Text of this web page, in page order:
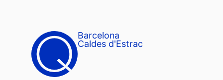
Barcelona
Caldes d'Estrac